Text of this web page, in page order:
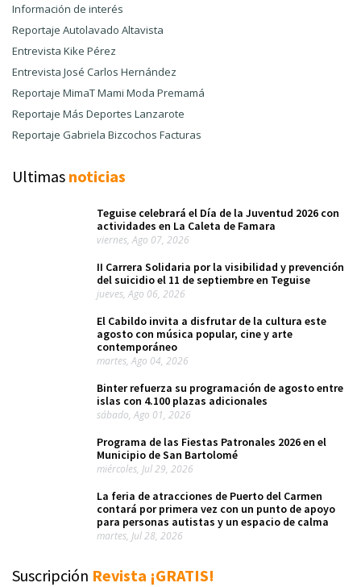
Información de interés
Reportaje Autolavado Altavista
Entrevista Kike Pérez
Entrevista José Carlos Hernández
Reportaje MimaT Mami Moda Premamá
Reportaje Más Deportes Lanzarote
Reportaje Gabriela Bizcochos Facturas
Ultimas noticias
Teguise celebrará el Día de la Juventud 2026 con
actividades en La Caleta de Famara
viernes, Ago 07, 2026
II Carrera Solidaria por la visibilidad y prevención
del suicidio el 11 de septiembre en Teguise
jueves, Ago 06, 2026
El Cabildo invita a disfrutar de la cultura este
agosto con música popular, cine y arte
contemporáneo
martes, Ago 04, 2026
Binter refuerza su programación de agosto entre
islas con 4.100 plazas adicionales
sábado, Ago 01, 2026
Programa de las Fiestas Patronales 2026 en el
Municipio de San Bartolomé
miércoles, Jul 29, 2026
La feria de atracciones de Puerto del Carmen
contará por primera vez con un punto de apoyo
para personas autistas y un espacio de calma
martes, Jul 28, 2026
Suscripción Revista ¡GRATIS!